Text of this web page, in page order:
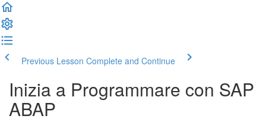
Previous Lesson Complete and Continue
Inizia a Programmare con SAP
ABAP